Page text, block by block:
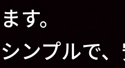
ます。
シンプルで